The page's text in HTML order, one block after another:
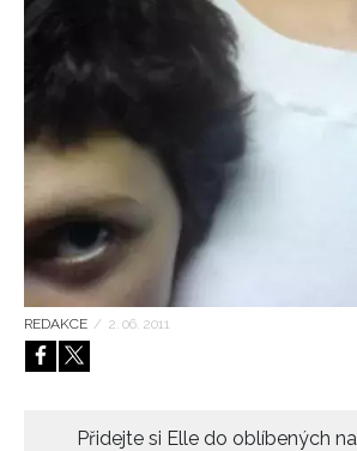
HOME
REDAKCE / 2. 06. 2011
Přidejte si Elle do oblíbených na